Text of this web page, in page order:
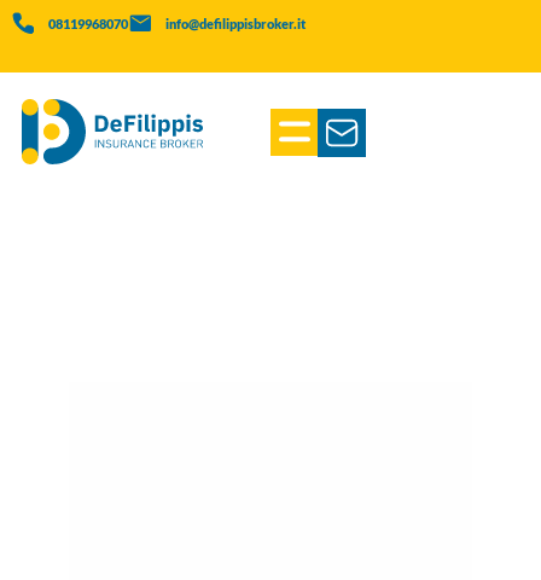
08119968070 info@defilippisbroker.it